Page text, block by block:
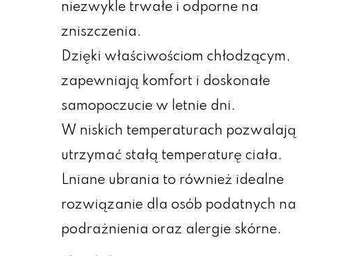
niezwykle trwałe i odporne na
zniszczenia.
Dzięki właściwościom chłodzącym,
zapewniają komfort i doskonałe
samopoczucie w letnie dni.
W niskich temperaturach pozwalają
utrzymać stałą temperaturę ciała.
Lniane ubrania to również idealne
rozwiązanie dla osób podatnych na
podrażnienia oraz alergie skórne.